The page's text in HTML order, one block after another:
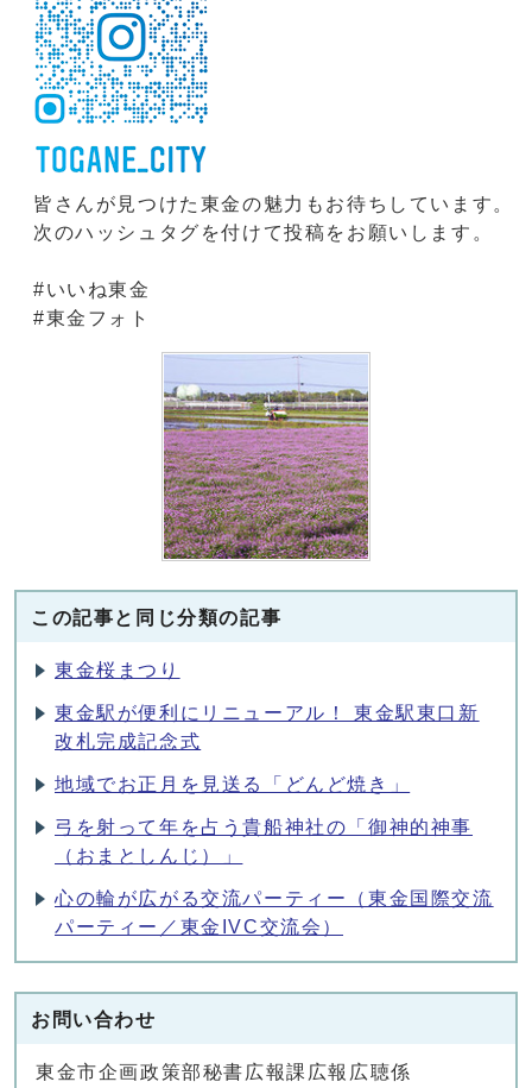
皆さんが見つけた東金の魅力もお待ちしています。
次のハッシュタグを付けて投稿をお願いします。
#いいね東金
#東金フォト
この記事と同じ分類の記事
東金桜まつり
東金駅が便利にリニューアル！ 東金駅東口新
改札完成記念式
地域でお正月を見送る「どんど焼き」
弓を射って年を占う貴船神社の「御神的神事
（おまとしんじ）」
心の輪が広がる交流パーティー（東金国際交流
パーティー／東金IVC交流会）
お問い合わせ
東金市企画政策部秘書広報課広報広聴係